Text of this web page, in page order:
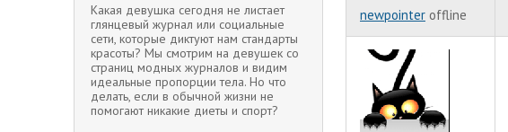
Какая девушка сегодня не листает
глянцевый журнал или социальные
сети, которые диктуют нам стандарты
красоты? Мы смотрим на девушек со
страниц модных журналов и видим
идеальные пропорции тела. Но что
делать, если в обычной жизни не
помогают никакие диеты и спорт?
newpointer offline